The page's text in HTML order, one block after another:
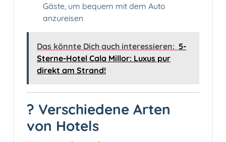
Gäste, um bequem mit dem Auto
anzureisen
Das könnte Dich auch interessieren: 5-
Sterne-Hotel Cala Millor: Luxus pur
direkt am Strand!
? Verschiedene Arten
von Hotels